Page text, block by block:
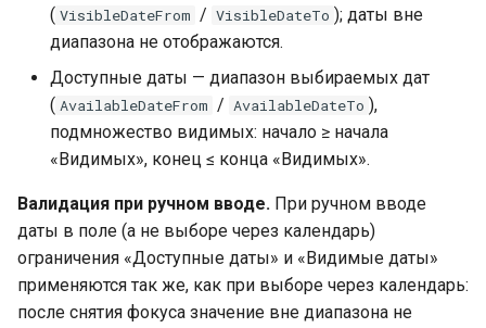
( VisibleDateFrom / VisibleDateTo ); даты вне
диапазона не отображаются.
Доступные даты — диапазон выбираемых дат
( AvailableDateFrom / AvailableDateTo ),
подмножество видимых: начало ≥ начала
«Видимых», конец ≤ конца «Видимых».
Валидация при ручном вводе. При ручном вводе
даты в поле (а не выборе через календарь)
ограничения «Доступные даты» и «Видимые даты»
применяются так же, как при выборе через календарь:
после снятия фокуса значение вне диапазона не